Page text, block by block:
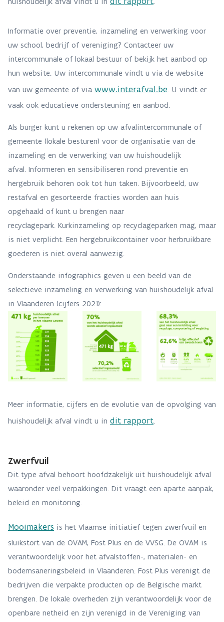
Informatie over preventie, inzameling en verwerking voor
uw school, bedrijf of vereniging? Contacteer uw
intercommunale of lokaal bestuur of bekijk het aanbod op
hun website. Uw intercommunale vindt u via de website
van uw gemeente of via www.interafval.be. U vindt er
vaak ook educatieve ondersteuning en aanbod.
Als burger kunt u rekenen op uw afvalintercommunale of
gemeente (lokale besturen) voor de organisatie van de
inzameling en de verwerking van uw huishoudelijk
afval. Informeren en sensibiliseren rond preventie en
hergebruik behoren ook tot hun taken. Bijvoorbeeld, uw
restafval en gesorteerde fracties worden aan huis
opgehaald of kunt u brengen naar
recyclagepark. Kurkinzameling op recyclageparken mag, maar
is niet verplicht. Een hergebruikcontainer voor herbruikbare
goederen is niet overal aanwezig.
Onderstaande infographics geven u een beeld van de
selectieve inzameling en verwerking van huishoudelijk afval
in Vlaanderen (cijfers 2021):
Meer informatie, cijfers en de evolutie van de opvolging van
huishoudelijk afval vindt u in dit rapport.
Zwerfvuil
Dit type afval behoort hoofdzakelijk uit huishoudelijk afval
waaronder veel verpakkingen. Dit vraagt een aparte aanpak,
beleid en monitoring.
Mooimakers is het Vlaamse initiatief tegen zwerfvuil en
sluikstort van de OVAM, Fost Plus en de VVSG. De OVAM is
verantwoordelijk voor het afvalstoffen-, materialen- en
bodemsaneringsbeleid in Vlaanderen. Fost Plus verenigt de
bedrijven die verpakte producten op de Belgische markt
brengen. De lokale overheden zijn verantwoordelijk voor de
openbare netheid en zijn verenigd in de Vereniging van